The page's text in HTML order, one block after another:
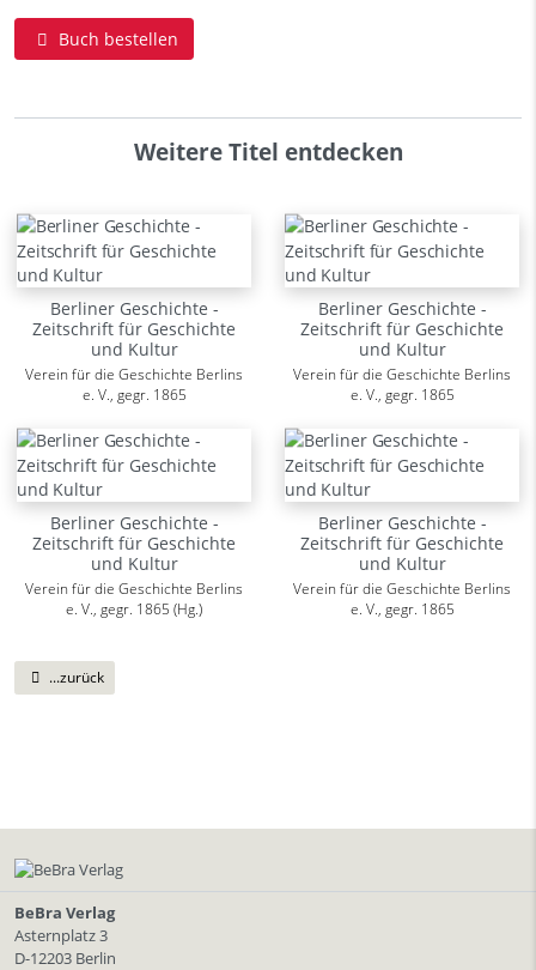
Buch bestellen
Weitere Titel entdecken
Berliner Geschichte -
Zeitschrift für Geschichte
und Kultur
Verein für die Geschichte Berlins
e. V., gegr. 1865
Berliner Geschichte -
Zeitschrift für Geschichte
und Kultur
Verein für die Geschichte Berlins
e. V., gegr. 1865
Berliner Geschichte -
Zeitschrift für Geschichte
und Kultur
Verein für die Geschichte Berlins
e. V., gegr. 1865 (Hg.)
Berliner Geschichte -
Zeitschrift für Geschichte
und Kultur
Verein für die Geschichte Berlins
e. V., gegr. 1865
...zurück
BeBra Verlag
Asternplatz 3
D-12203 Berlin